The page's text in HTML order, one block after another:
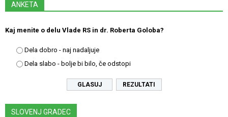
ANKETA
Kaj menite o delu Vlade RS in dr. Roberta Goloba?
Dela dobro - naj nadaljuje
Dela slabo - bolje bi bilo, če odstopi
REZULTATI
SLOVENJ GRADEC